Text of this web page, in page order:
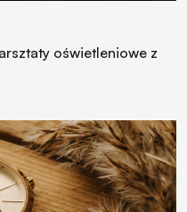
oświetleniowe z